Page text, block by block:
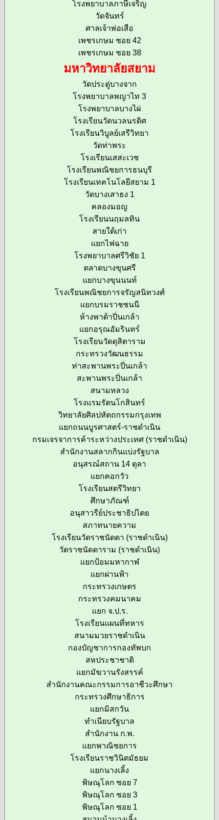
โรงพยาบาลภาษีเจริญ
วัดจันทร์
ศาลเจ้าพ่อเสือ
เพชรเกษม ซอย 42
เพชรเกษม ซอย 38
มหาวิทยาลัยสยาม
วัดประดู่บางจาก
โรงพยาบาลพญาไท 3
โรงพยาบาลบางไผ่
โรงเรียนวัดนวลนรดิศ
โรงเรียนวิบูลย์เสรีวิทยา
วัดท่าพระ
โรงเรียนเสสะเวช
โรงเรียนพณิชยการธนบุรี
โรงเรียนเทคโนโลยีสยาม 1
วัดบางเสาธง 1
คลองมอญ
โรงเรียนนฤมลทิน
สายใต้เก่า
แยกไฟฉาย
โรงพยาบาลศรีวิชัย 1
ตลาดบางขุนศรี
แยกบางขุนนนท์
โรงเรียนพณิชยการจรัญสนิทวงศ์
แยกบรมราชชนนี
ห้างพาต้าปิ่นเกล้า
แยกอรุณอัมรินทร์
โรงเรียนวัดดุสิตาราม
กระทรวงวัฒนธรรม
ท่าสะพานพระปิ่นเกล้า
สะพานพระปิ่นเกล้า
สนามหลวง
โรงแรมรัตนโกสินทร์
วิทยาลัยศิลปหัตถกรรมกรุงเทพ
แยกถนนบูรศาสตร์-ราชดำเนิน
กรมเจรจาการค้าระหว่างประเทศ (ราชดำเนิน)
สำนักงานสลากกินแบ่งรัฐบาล
อนุสรณ์สถาน 14 ตุลา
แยกคอกวัว
โรงเรียนสตรีวิทยา
ศึกษาภัณฑ์
อนุสาวรีย์ประชาธิปไตย
สภาทนายความ
โรงเรียนวัดราชนัดดา (ราชดำเนิน)
วัดราชนัดดาราม (ราชดำเนิน)
แยกป้อมมหากาฬ
แยกผ่านฟ้า
กระทรวงเกษตร
กระทรวงคมนาคม
แยก จ.ป.ร.
โรงเรียนแผนที่ทหาร
สนามมวยราชดำเนิน
กองบัญชาการกองทัพบก
สหประชาชาติ
แยกมัฆวานรังสรรค์
สำนักงานคณะกรรมการอาชีวะศึกษา
กระทรวงศึกษาธิการ
แยกมิสกวัน
ทำเนียบรัฐบาล
สำนักงาน ก.พ.
แยกพาณิชยการ
โรงเรียนราชวินิตมัธยม
แยกนางเลิ้ง
พิษณุโลก ซอย 7
พิษณุโลก ซอย 3
พิษณุโลก ซอย 1